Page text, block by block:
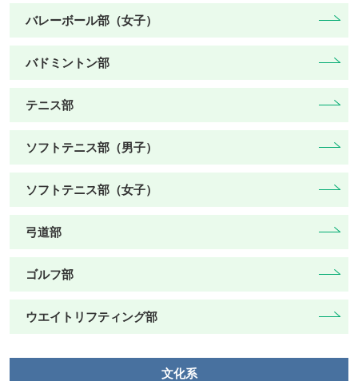
バレーボール部（女子）
バドミントン部
テニス部
ソフトテニス部（男子）
ソフトテニス部（女子）
弓道部
ゴルフ部
ウエイトリフティング部
文化系